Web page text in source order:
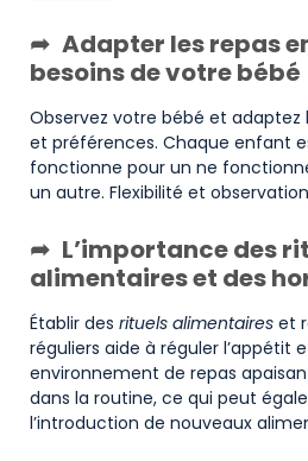
Adapter les repas
besoins de votre bébé
Observez votre bébé et adaptez
et préférences. Chaque enfant
fonctionne pour un ne
un autre. Flexibilité et
L’importance des
alimentaires et des
Établir des rituels alimentaires et
réguliers aide à réguler l’appétit
environnement de repas
dans la routine, ce qui peut
l’introduction de nouveaux